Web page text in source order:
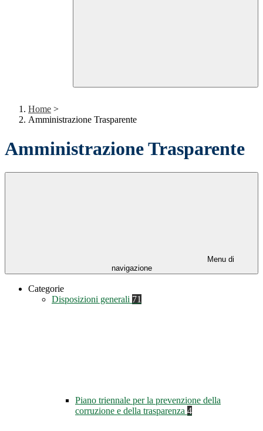
Home >
Amministrazione Trasparente
Amministrazione Trasparente
Menu di
navigazione
Categorie
Disposizioni generali 71
Piano triennale per la prevenzione della
corruzione e della trasparenza 4